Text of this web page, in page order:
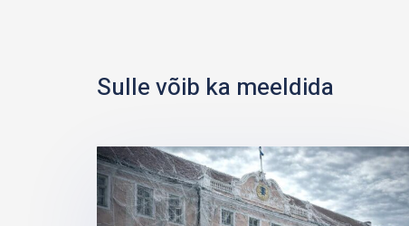
Sulle võib ka meeldida